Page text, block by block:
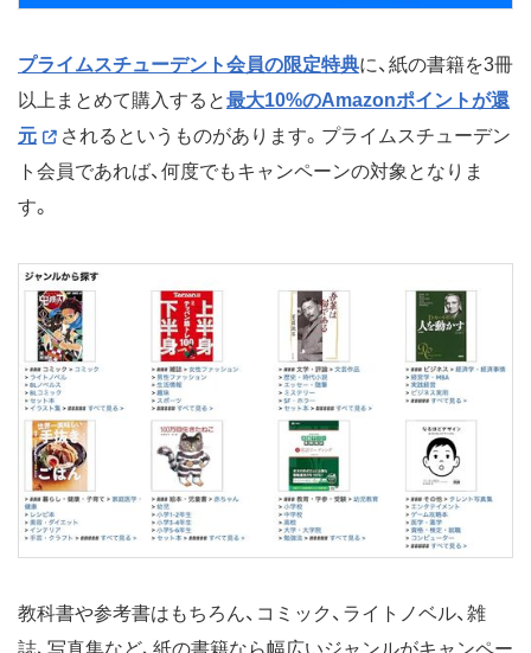
プライムスチューデント会員の限定特典に、紙の書籍を3冊
以上まとめて購入すると最大10%のAmazonポイントが還
元
されるというものがあります。プライムスチューデン
ト会員であれば、何度でもキャンペーンの対象となりま
す。
教科書や参考書はもちろん、コミック、ライトノベル、雑
誌、写真集など、紙の書籍なら幅広いジャンルがキャンペー